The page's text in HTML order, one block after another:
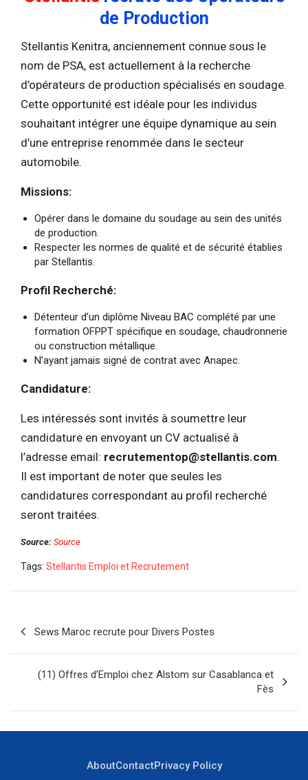
de Production
Stellantis Kenitra, anciennement connue sous le
nom de PSA, est actuellement à la recherche
d’opérateurs de production spécialisés en soudage.
Cette opportunité est idéale pour les individus
souhaitant intégrer une équipe dynamique au sein
d’une entreprise renommée dans le secteur
automobile.
Missions:
Opérer dans le domaine du soudage au sein des unités
de production.
Respecter les normes de qualité et de sécurité établies
par Stellantis.
Profil Recherché:
Détenteur d’un diplôme Niveau BAC complété par une
formation OFPPT spécifique en soudage, chaudronnerie
ou construction métallique.
N’ayant jamais signé de contrat avec Anapec.
Candidature:
Les intéressés sont invités à soumettre leur
candidature en envoyant un CV actualisé à
l’adresse email: recrutementop@stellantis.com.
Il est important de noter que seules les
candidatures correspondant au profil recherché
seront traitées.
Source: Source
Tags: Stellantis Emploi et Recrutement
l’article
Sews Maroc recrute pour Divers Postes
(11) Offres d’Emploi chez Alstom sur Casablanca et
Fès
AboutContactPrivacy Policy